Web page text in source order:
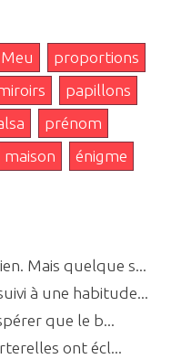
Meu
proportions
papillons
prénom
maison
énigme
Mais quelque s...
à une habitude...
que le b...
ont écl...